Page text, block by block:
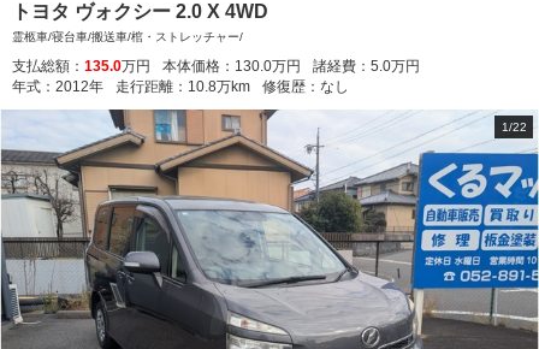
トヨタ ヴォクシー 2.0 X 4WD
霊柩車/寝台車/搬送車/棺・ストレッチャー/
支払総額： 135.0万円 本体価格： 130.0万円 諸経費： 5.0万円
年式： 2012年 走行距離： 10.8万km 修復歴： なし
1/22